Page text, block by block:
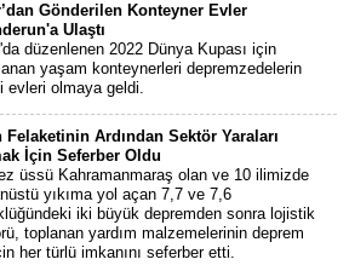
Gönderilen Konteyner Evler
Ulaştı
düzenlenen 2022 Dünya Kupası için
yaşam konteynerleri depremzedelerin
evleri olmaya geldi.
Felaketinin Ardından Sektör Yaraları
İçin Seferber Oldu
üssü Kahramanmaraş olan ve 10 ilimizde
yıkıma yol açan 7,7 ve 7,6
iki büyük depremden sonra lojistik
toplanan yardım malzemelerinin deprem
her türlü imkanını seferber etti.